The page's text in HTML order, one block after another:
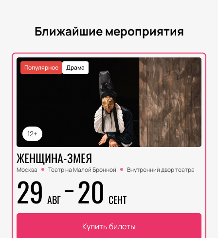
Ближайшие мероприятия
12+
Драма
Популярное
ЖЕНЩИНА-ЗМЕЯ
Москва Театр на Малой Бронной Внутренний двор театра
29 АВГ 20 СЕНТ
Купить билеты